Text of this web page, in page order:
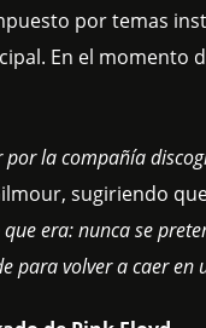
por temas
En el momento
la compañía
sugiriendo
era: nunca se
para volver a caer en